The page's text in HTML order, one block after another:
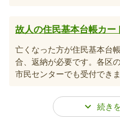
ンバーが必要になることが
では保管するようお願いいた
故人の住民基本台帳カー
亡くなった方が住民基本台
合、返納が必要です。各区
市民センターでも受付でき